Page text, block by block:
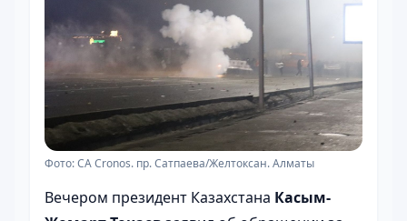
Фото: CA Cronos. пр. Сатпаева/Желтоксан. Алматы
Вечером президент Казахстана Касым-